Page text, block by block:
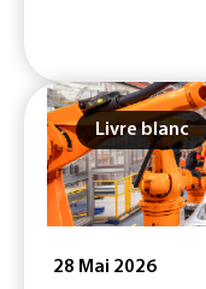
Livre blanc
28 Mai 2026